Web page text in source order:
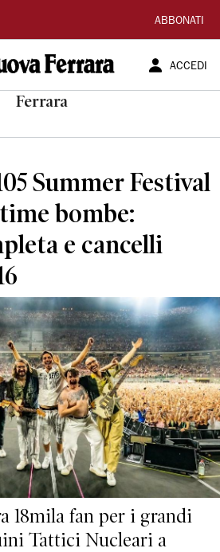
ABBONATI
ACCEDI
Ferrara
Summer Festival
bombe:
e cancelli
18mila fan per i grandi
Tattici Nucleari a